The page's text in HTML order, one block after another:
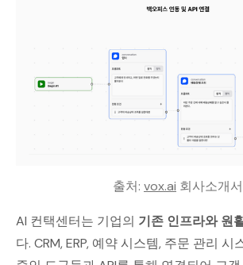
출처: vox.ai 회사소개서
AI 컨택센터는 기업의 기존 인프라와 원
다. CRM, ERP, 예약 시스템, 주문 관리 시